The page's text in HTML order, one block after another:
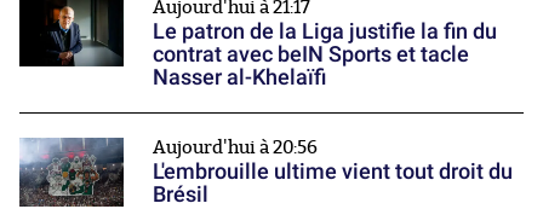
Aujourd'hui à 21:17
Le patron de la Liga justifie la fin du
contrat avec beIN Sports et tacle
Nasser al-Khelaïfi
Aujourd'hui à 20:56
L'embrouille ultime vient tout droit du
Brésil